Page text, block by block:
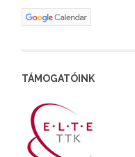
TÁMOGATÓINK